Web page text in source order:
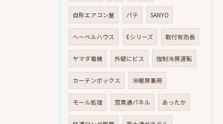
自称エアコン屋 パテ SANYO
へーベルハウス Eシリーズ 取付有効長
ヤマダ電機 外壁にビス 強制冷房運転
カーテンボックス 冷暖房兼用
モール処理 窓貫通パネル あったか